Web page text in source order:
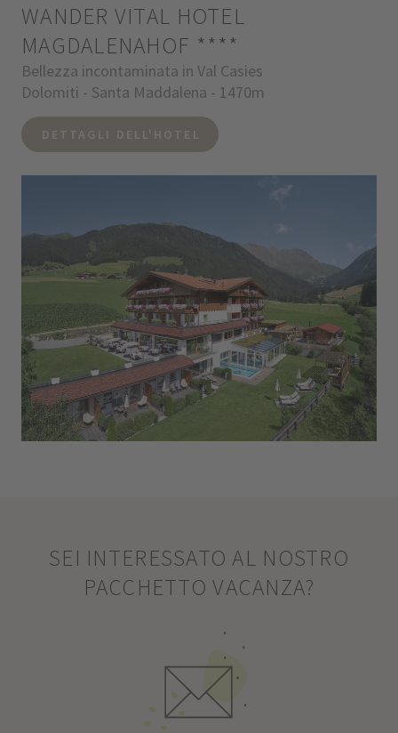
WANDER VITAL HOTEL
MAGDALENAHOF ****
Bellezza incontaminata in Val Casies
Dolomiti - Santa Maddalena - 1470m
DETTAGLI DELL'HOTEL
SEI INTERESSATO AL NOSTRO
PACCHETTO VACANZA?